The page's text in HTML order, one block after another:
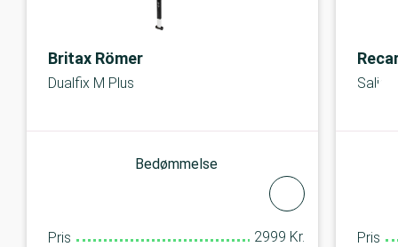
Britax Römer
Dualfix M Plus
Bedømmelse
Pris 2999 Kr.
Salia
Pris